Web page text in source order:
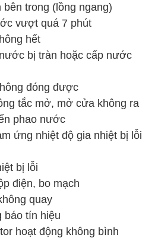
bên trong (lồng ngang)
vượt quá 7 phút
hết
bị tràn hoặc cấp nước
đóng được
tắc mở, mở cửa không ra
phao nước
ứng nhiệt độ gia nhiệt bị lỗi
bị lỗi
điện, bo mạch
quay
báo tín hiệu
hoạt động không bình